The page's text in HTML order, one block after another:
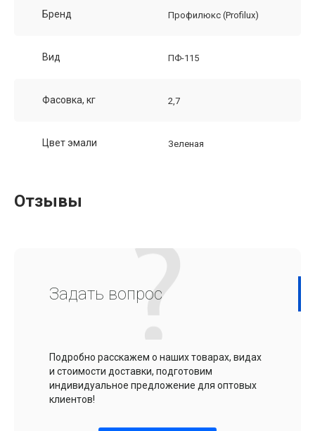
Бренд Профилюкс (Profilux)
Вид ПФ-115
Фасовка, кг 2,7
Цвет эмали Зеленая
Отзывы
Задать вопрос
Подробно расскажем о наших товарах, видах
и стоимости доставки, подготовим
индивидуальное предложение для оптовых
клиентов!